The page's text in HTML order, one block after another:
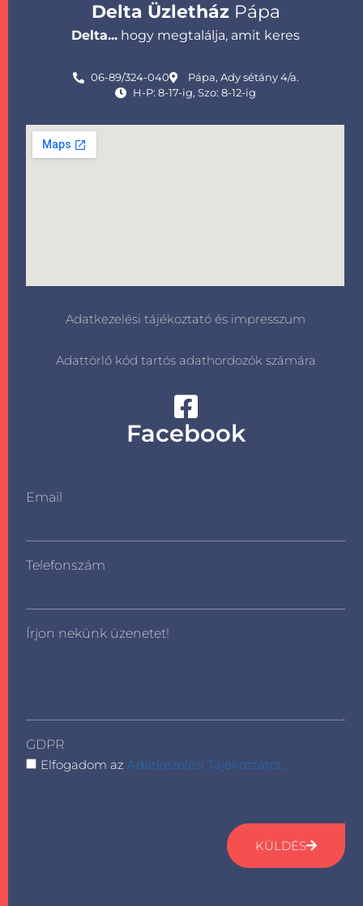
Delta ÜzletházPápa
Delta... hogy megtalálja, amit keres
06-89/324-040
Pápa, Ady sétány 4/a.
H-P: 8-17-ig, Szo: 8-12-ig
Adatkezelési tájékoztató és impresszum
Adattörlő kód tartós adathordozók számára
Facebook
Email
Telefonszám
Írjon nekünk üzenetet!
GDPR
Elfogadom azAdatkezelési Tájékoztatót.
KÜLDÉS